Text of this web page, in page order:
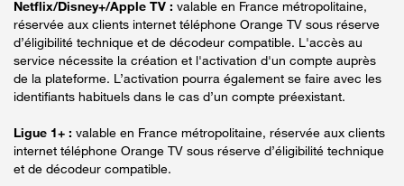
Netflix/Disney+/Apple TV : valable en France métropolitaine,
réservée aux clients internet téléphone Orange TV sous réserve
d’éligibilité technique et de décodeur compatible. L'accès au
service nécessite la création et l'activation d'un compte auprès
de la plateforme. L’activation pourra également se faire avec les
identifiants habituels dans le cas d’un compte préexistant.
Ligue 1+ : valable en France métropolitaine, réservée aux clients
internet téléphone Orange TV sous réserve d’éligibilité technique
et de décodeur compatible.